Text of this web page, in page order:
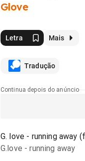
Glove
Letra Mais
Tradução
Continua depois do anúncio
G. love - running away
G.love - running away